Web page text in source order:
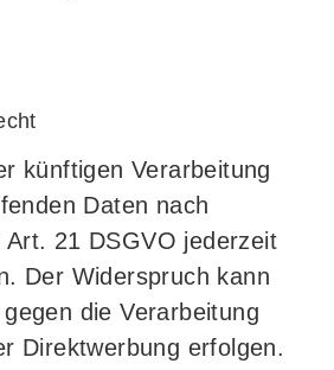
künftigen Verarbeitung
Daten nach
Art. 21 DSGVO jederzeit
Der Widerspruch kann
die Verarbeitung
Direktwerbung erfolgen.